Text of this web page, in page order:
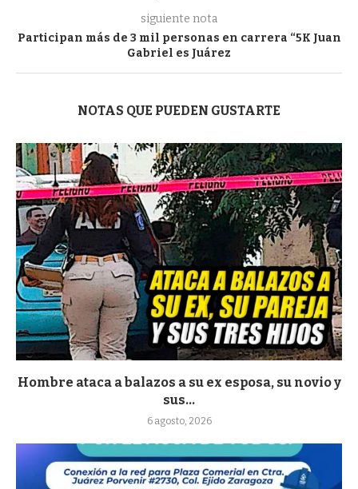
siguiente nota
Participan más de 3 mil personas en carrera “5K Juan
Gabriel es Juárez
NOTAS QUE PUEDEN GUSTARTE
Hombre ataca a balazos a su ex esposa, su novio y
sus...
6 agosto, 2026